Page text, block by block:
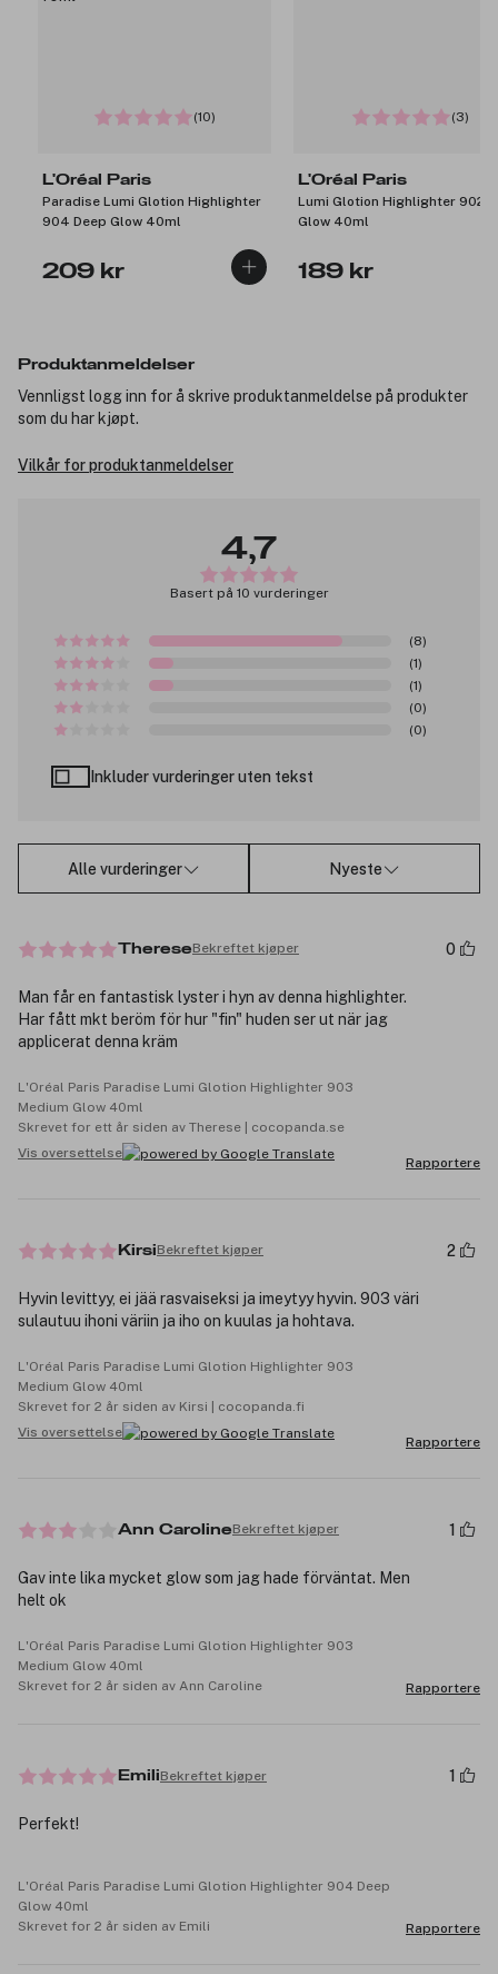
(10)
L'Oréal Paris
Paradise Lumi Glotion Highlighter
904 Deep Glow 40ml
209 kr
(3)
L'Oréal Paris
Lumi Glotion Highlighter 902
Glow 40ml
189 kr
Produktanmeldelser
Vennligst logg inn for å skrive produktanmeldelse på produkter
som du har kjøpt.
Vilkår for produktanmeldelser
4,7
Basert på 10 vurderinger
(8)
(1)
(1)
(0)
(0)
Inkluder vurderinger uten tekst
Alle vurderinger Nyeste
ThereseBekreftet kjøper 0
Man får en fantastisk lyster i hyn av denna highlighter.
Har fått mkt beröm för hur "fin" huden ser ut när jag
applicerat denna kräm
L'Oréal Paris Paradise Lumi Glotion Highlighter 903
Medium Glow 40ml
Skrevet for ett år siden av Therese | cocopanda.se
Vis oversettelse
Rapportere
KirsiBekreftet kjøper 2
Hyvin levittyy, ei jää rasvaiseksi ja imeytyy hyvin. 903 väri
sulautuu ihoni väriin ja iho on kuulas ja hohtava.
L'Oréal Paris Paradise Lumi Glotion Highlighter 903
Medium Glow 40ml
Skrevet for 2 år siden av Kirsi | cocopanda.fi
Vis oversettelse
Rapportere
Ann CarolineBekreftet kjøper 1
Gav inte lika mycket glow som jag hade förväntat. Men
helt ok
L'Oréal Paris Paradise Lumi Glotion Highlighter 903
Medium Glow 40ml
Skrevet for 2 år siden av Ann Caroline
Rapportere
EmiliBekreftet kjøper 1
Perfekt!
L'Oréal Paris Paradise Lumi Glotion Highlighter 904 Deep
Glow 40ml
Skrevet for 2 år siden av Emili
Rapportere